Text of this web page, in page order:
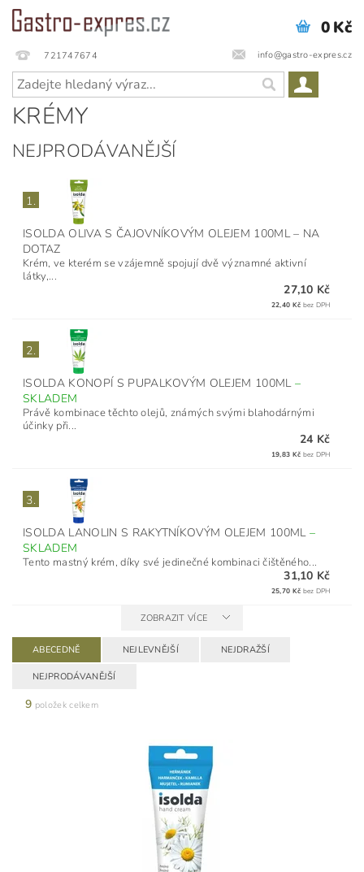
721747674 info@gastro-expres.cz
0 Kč
KRÉMY
NEJPRODÁVANĚJŠÍ
1.
ISOLDA OLIVA S ČAJOVNÍKOVÝM OLEJEM 100ML– NA
DOTAZ
​Krém, ve kterém se vzájemně spojují dvě významné aktivní
látky,...
27,10 Kč
22,40 Kč bez DPH
2.
ISOLDA KONOPÍ S PUPALKOVÝM OLEJEM 100ML –
SKLADEM
Právě kombinace těchto olejů, známých svými blahodárnými
účinky při...
24 Kč
19,83 Kč bez DPH
3.
ISOLDA LANOLIN S RAKYTNÍKOVÝM OLEJEM 100ML –
SKLADEM
​Tento mastný krém, díky své jedinečné kombinaci čištěného...
31,10 Kč
25,70 Kč bez DPH
ZOBRAZIT VÍCE
ABECEDNĚ NEJLEVNĚJŠÍ NEJDRAŽŠÍ
NEJPRODÁVANĚJŠÍ
9 položek celkem